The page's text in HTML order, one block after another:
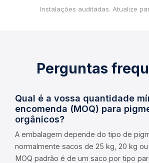
Instalações auditadas. Atualize
Perguntas
Qual é a vossa quantidade
encomenda (MOQ) para
orgânicos?
A embalagem depende do tipo de
normalmente sacos de 25 kg, 20 kg ou
MOQ padrão é de um saco por tipo